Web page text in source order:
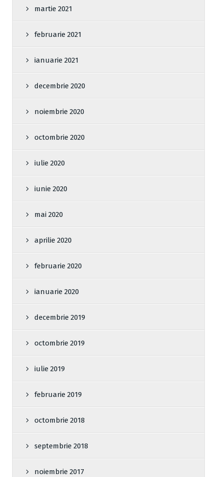
martie 2021
februarie 2021
ianuarie 2021
decembrie 2020
noiembrie 2020
octombrie 2020
iulie 2020
iunie 2020
mai 2020
aprilie 2020
februarie 2020
ianuarie 2020
decembrie 2019
octombrie 2019
iulie 2019
februarie 2019
octombrie 2018
septembrie 2018
noiembrie 2017